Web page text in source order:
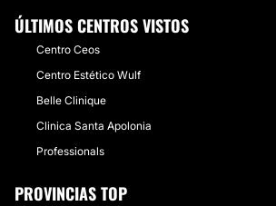
ÚLTIMOS CENTROS VISTOS
Centro Ceos
Centro Estético Wulf
Belle Clinique
Clinica Santa Apolonia
Professionals
PROVINCIAS TOP